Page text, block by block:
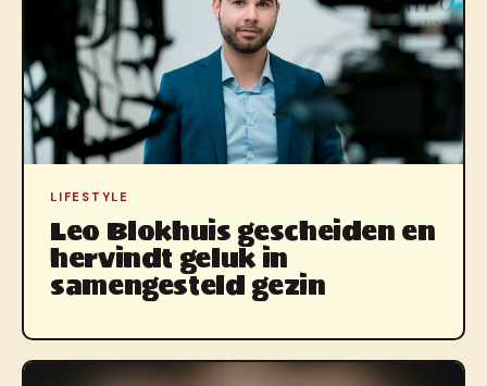
LIFESTYLE
Leo Blokhuis gescheiden en
hervindt geluk in
samengesteld gezin